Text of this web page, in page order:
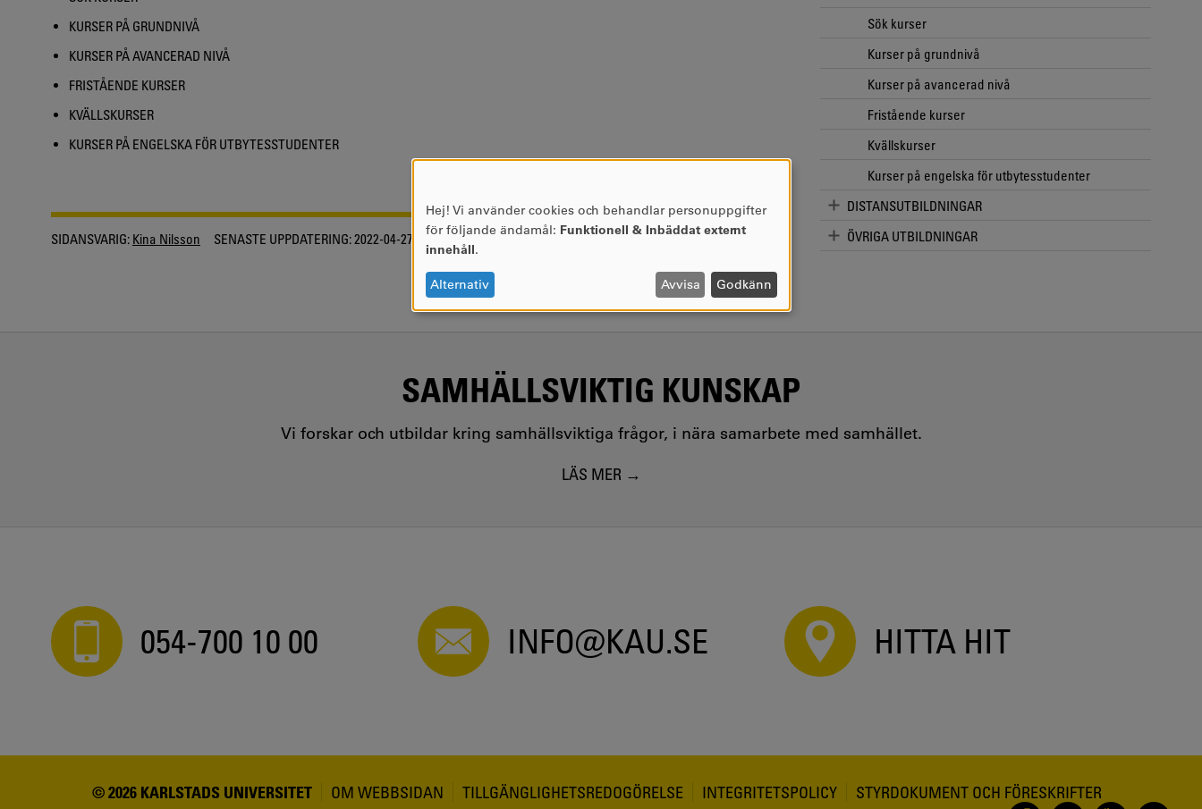
KURSER PÅ GRUNDNIVÅ
KURSER PÅ AVANCERAD NIVÅ
FRISTÅENDE KURSER
KVÄLLSKURSER
KURSER PÅ ENGELSKA FÖR UTBYTESSTUDENTER
SIDANSVARIG: Kina Nilsson SENASTE UPPDATERING:2022-04-27
Sök kurser
Kurser på grundnivå
Kurser på avancerad nivå
Fristående kurser
Kvällskurser
Kurser på engelska för utbytesstudenter
DISTANSUTBILDNINGAR
ÖVRIGA UTBILDNINGAR
SAMHÄLLSVIKTIG KUNSKAP
Vi forskar och utbildar kring samhällsviktiga frågor, i nära samarbete med samhället.
LÄS MER
054-700 10 00 INFO@KAU.SE HITTA HIT
© 2026 KARLSTADS UNIVERSITET OM WEBBSIDAN TILLGÄNGLIGHETSREDOGÖRELSE INTEGRITETSPOLICY STYRDOKUMENT OCH FÖRESKRIFTER
ANVÄNDNING
AV
OCH
COOKIES
Hej! Vi använder cookies och behandlar personuppgifter
för följande ändamål: Funktionell & Inbäddat externt
innehåll.
Alternativ Avvisa Godkänn